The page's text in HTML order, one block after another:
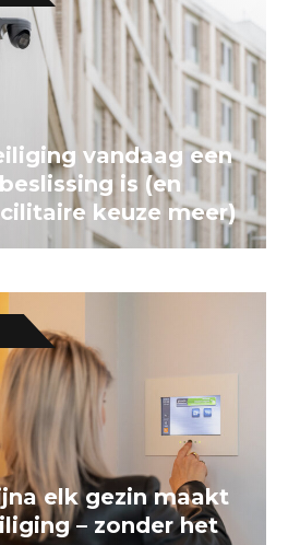
vandaag een
is (en
keuze meer)
elk gezin maakt
– zonder het